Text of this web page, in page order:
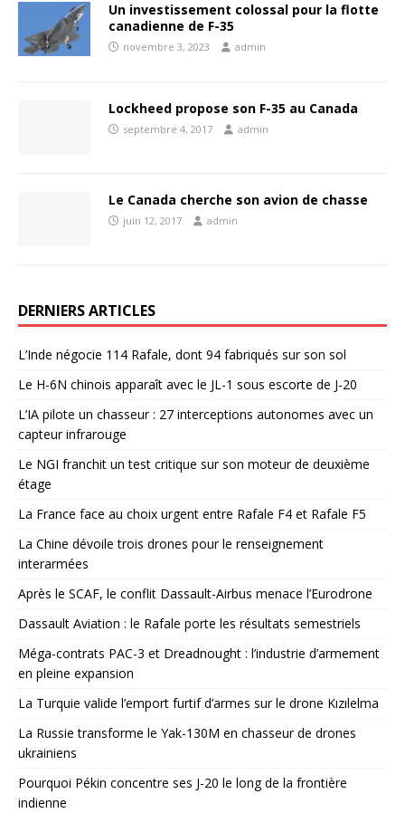
Un investissement colossal pour la flotte
canadienne de F-35
novembre 3, 2023 admin
Lockheed propose son F-35 au Canada
septembre 4, 2017 admin
Le Canada cherche son avion de chasse
juin 12, 2017 admin
DERNIERS ARTICLES
L’Inde négocie 114 Rafale, dont 94 fabriqués sur son sol
Le H-6N chinois apparaît avec le JL-1 sous escorte de J-20
L’IA pilote un chasseur : 27 interceptions autonomes avec un
capteur infrarouge
Le NGI franchit un test critique sur son moteur de deuxième
étage
La France face au choix urgent entre Rafale F4 et Rafale F5
La Chine dévoile trois drones pour le renseignement
interarmées
Après le SCAF, le conflit Dassault-Airbus menace l’Eurodrone
Dassault Aviation : le Rafale porte les résultats semestriels
Méga-contrats PAC-3 et Dreadnought : l’industrie d’armement
en pleine expansion
La Turquie valide l’emport furtif d’armes sur le drone Kızılelma
La Russie transforme le Yak-130M en chasseur de drones
ukrainiens
Pourquoi Pékin concentre ses J-20 le long de la frontière
indienne